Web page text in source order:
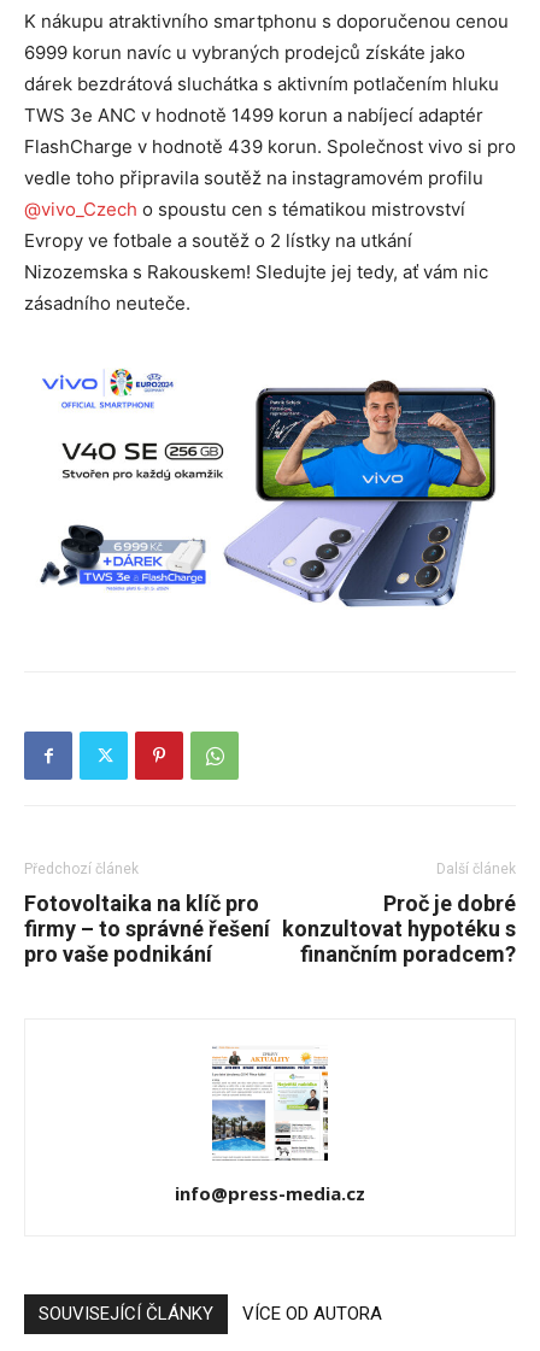
K nákupu atraktivního smartphonu s doporučenou cenou
6999 korun navíc u vybraných prodejců získáte jako
dárek bezdrátová sluchátka s aktivním potlačením hluku
TWS 3e ANC v hodnotě 1499 korun a nabíjecí adaptér
FlashCharge v hodnotě 439 korun. Společnost vivo si pro
vedle toho připravila soutěž na instagramovém profilu
@vivo_Czech o spoustu cen s tématikou mistrovství
Evropy ve fotbale a soutěž o 2 lístky na utkání
Nizozemska s Rakouskem! Sledujte jej tedy, ať vám nic
zásadního neuteče.
Předchozí článek
Fotovoltaika na klíč pro
firmy – to správné řešení
pro vaše podnikání
Další článek
Proč je dobré
konzultovat hypotéku s
finančním poradcem?
info@press-media.cz
SOUVISEJÍCÍ ČLÁNKY VÍCE OD AUTORA